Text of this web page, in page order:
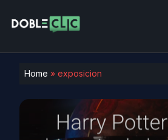
Home » exposicion